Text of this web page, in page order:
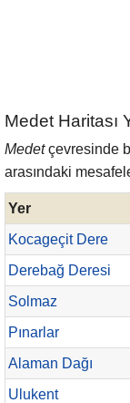
Medet Haritası
Medetçevresinde
arasındaki
Yer
Kocageçit Dere
Derebağ Deresi
Solmaz
Pınarlar
Alaman Dağı
Ulukent